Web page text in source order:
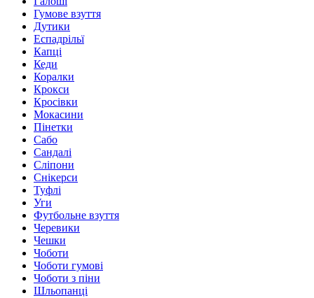
Гумове взуття
Дутики
Еспадрільї
Капці
Кеди
Коралки
Крокси
Кросівки
Мокасини
Пінетки
Сабо
Сандалі
Сліпони
Снікерси
Туфлі
Уги
Футбольне взуття
Черевики
Чешки
Чоботи
Чоботи гумові
Чоботи з піни
Шльопанці